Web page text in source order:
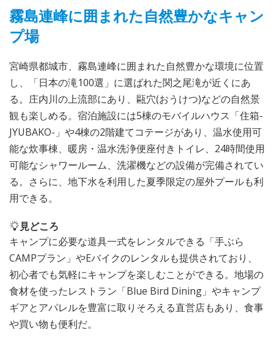
霧島連峰に囲まれた自然豊かなキャン
プ場
宮崎県都城市、霧島連峰に囲まれた自然豊かな環境に位置
し、「日本の滝100選」に選ばれた関之尾滝が近くにあ
る。庄内川の上流部にあり、甌穴(おうけつ)などの自然景
観も楽しめる。宿泊施設には5棟のモバイルハウス「住箱-
JYUBAKO-」や4棟の2階建てコテージがあり、温水使用可
能な炊事棟、暖房・温水洗浄便座付きトイレ、24時間使用
可能なシャワールーム、洗濯機などの設備が完備されてい
る。さらに、地下水を利用した夏季限定の屋外プールも利
用できる。
見どころ
キャンプに必要な道具一式をレンタルできる「手ぶら
CAMPプラン」やEバイクのレンタルも提供されており、
初心者でも気軽にキャンプを楽しむことができる。地場の
食材を使ったレストラン「Blue Bird Dining」やキャンプ
ギアとアパレルを豊富に取りそろえる直営店もあり、食事
や買い物も便利だ。